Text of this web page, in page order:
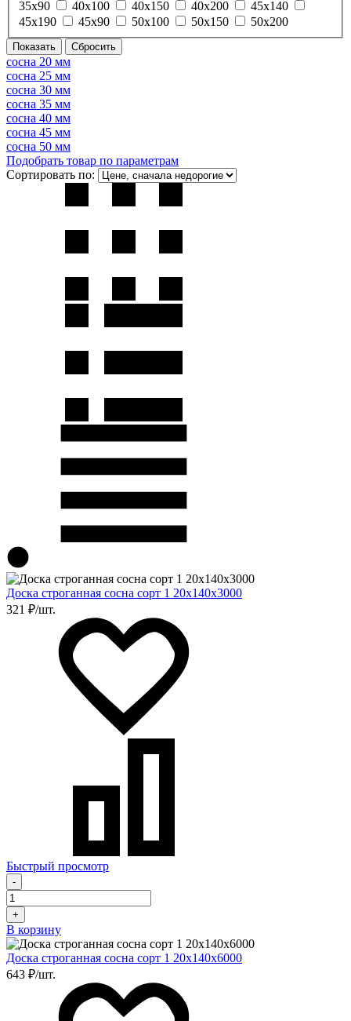
35х90
40х100 40х150 40х200
45х140
45х190
45х90 50х100 50х150 50х200
сосна 20 мм
сосна 25 мм
сосна 30 мм
сосна 35 мм
сосна 40 мм
сосна 45 мм
сосна 50 мм
Подобрать товар по параметрам
Сортировать по:
Доска строганная сосна сорт 1 20х140х3000
321 ₽/шт.
Быстрый просмотр
-
+
В корзину
Доска строганная сосна сорт 1 20х140х6000
643 ₽/шт.